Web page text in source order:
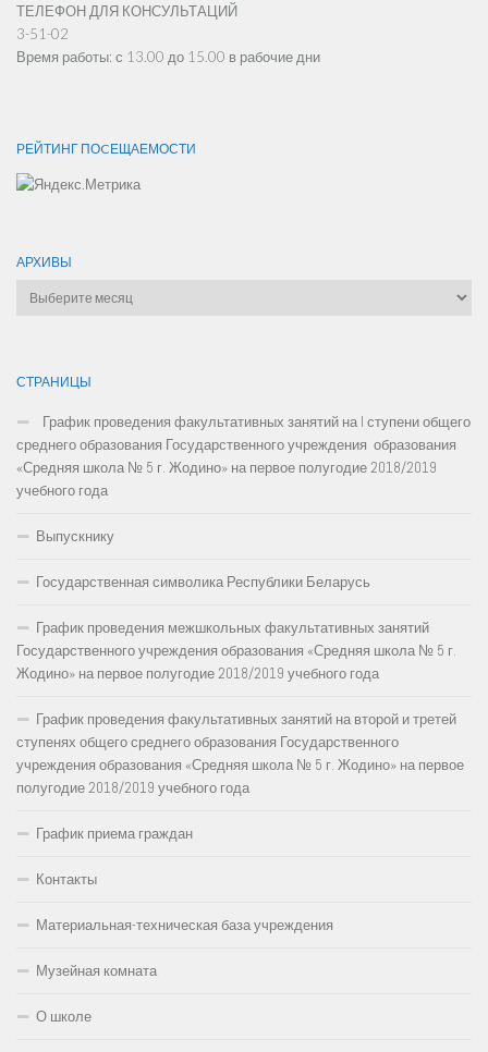
ТЕЛЕФОН ДЛЯ КОНСУЛЬТАЦИЙ
3-51-02
Время работы: с 13.00 до 15.00 в рабочие дни
РЕЙТИНГ ПОCЕЩАЕМОСТИ
АРХИВЫ
Архивы
СТРАНИЦЫ
График проведения факультативных занятий на I ступени общего
среднего образования Государственного учреждения образования
«Средняя школа № 5 г. Жодино» на первое полугодие 2018/2019
учебного года
Выпускнику
Государственная символика Республики Беларусь
График проведения межшкольных факультативных занятий
Государственного учреждения образования «Средняя школа № 5 г.
Жодино» на первое полугодие 2018/2019 учебного года
График проведения факультативных занятий на второй и третей
ступенях общего среднего образования Государственного
учреждения образования «Средняя школа № 5 г. Жодино» на первое
полугодие 2018/2019 учебного года
График приема граждан
Контакты
Материальная-техническая база учреждения
Музейная комната
О школе